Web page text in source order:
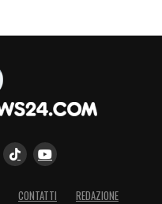
CONTATTI
REDAZIONE